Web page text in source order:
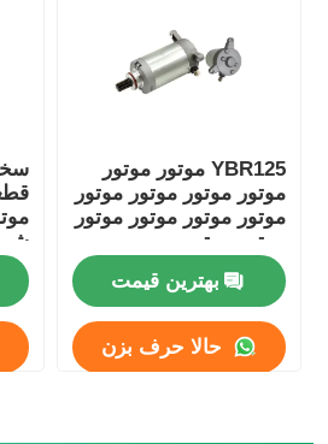
کاربراتور موتور سیکلت
زنجیرها و اسپروکت های
کلاچ موتور سیکلت
پیستون موتورسیکلت
YBR125 موتور موتور
موتور موتور موتور موتور
موتور موتور موتور موتور
موتور موتور
بهترین قیمت
حالا حرف بزن